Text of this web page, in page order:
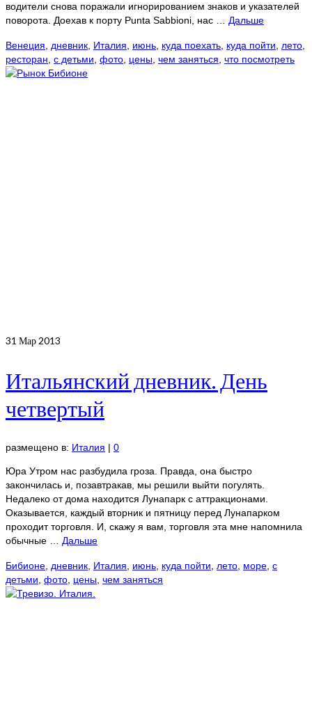
водители снова поражали игнорированием знаков и указателей
поворота. Доехав к порту Punta Sabbioni, нас … Дальше
Венеция, дневник, Италия, июнь, куда поехать, куда пойти, лето,
ресторан, с детьми, фото, цены, чем заняться, что посмотреть
31 Мар 2013
Итальянский дневник. День
четвертый
размещено в: Италия | 0
Юра Утром нас разбудила гроза. Правда, она быстро
закончилась и, позавтракав, мы решили выйти погулять.
Недалеко от дома находится Лунапарк с аттракционами.
Оказывается, каждый вторник и пятницу перед Лунапарком
проходит торговля. И, скажу я вам, торговля эта мне напомнила
обычные … Дальше
Бибионе, дневник, Италия, июнь, куда пойти, лето, море, с
детьми, фото, цены, чем заняться